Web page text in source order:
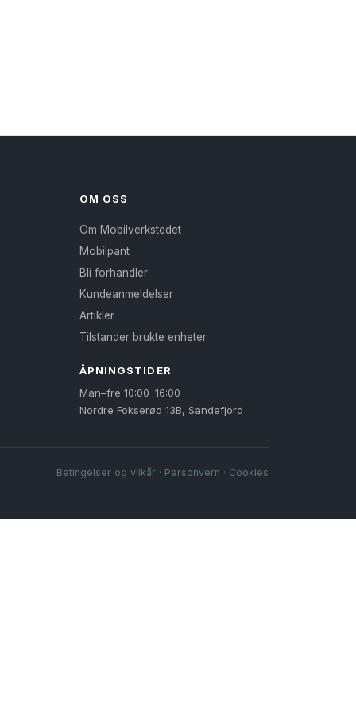
OM OSS
Om Mobilverkstedet
Mobilpant
Bli forhandler
Kundeanmeldelser
Artikler
Tilstander brukte enheter
ÅPNINGSTIDER
Man–fre 10:00–16:00
Nordre Fokserød 13B, Sandefjord
Betingelser og vilkår · Personvern · Cookies